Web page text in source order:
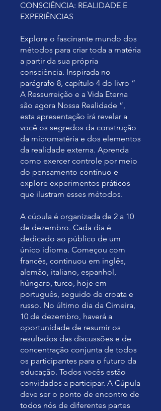
CONSCIÊNCIA: REALIDADE E
EXPERIÊNCIAS
Explore o fascinante mundo dos
métodos para criar toda a matéria
a partir da sua própria
consciência. Inspirada no
parágrafo 8, capítulo 4 do livro “
A Ressurreição e a Vida Eterna
são agora Nossa Realidade ”,
esta apresentação irá revelar a
você os segredos da construção
da micromatéria e dos elementos
da realidade externa. Aprenda
como exercer controle por meio
do pensamento contínuo e
explore experimentos práticos
que ilustram esses métodos.
A cúpula é organizada de 2 a 10
de dezembro. Cada dia é
dedicado ao público de um
único idioma. Começou com
francês, continuou em inglês,
alemão, italiano, espanhol,
húngaro, turco, hoje em
português, seguido de croata e
russo. No último dia da Cimeira,
10 de dezembro, haverá a
oportunidade de resumir os
resultados das discussões e de
concentração conjunta de todos
os participantes para o futuro da
educação. Todos vocês estão
convidados a participar. A Cúpula
deve ser o ponto de encontro de
todos nós de diferentes partes